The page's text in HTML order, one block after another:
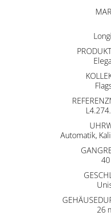
Automatik,
26